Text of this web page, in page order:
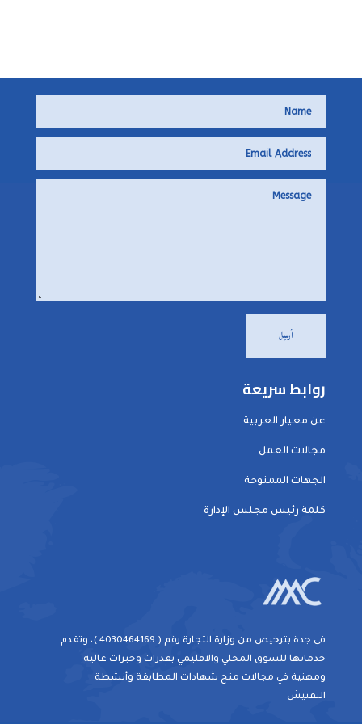
أرسِل
روابط سريعة
عن معيار العربية
مجالات العمل
الجهات الممنوحة
كلمة رئيس مجلس الإدارة
في جدة بترخيص من وزارة التجارة رقم ( 4030464169 )، وتقدم
خدماتها للسوق المحلي والاقليمي بقدرات وخبرات عالية
ومهنية في مجالات منح شهادات المطابقة وأنشطة
التفتيش